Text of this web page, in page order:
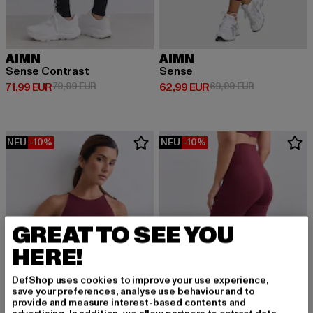
AIMN
Sense Contrast
71,99 EUR
Derzeitiger Preis: 71,99 EUR
79,99 EURAktionspreis: 79,99 EUR
AIMN
Sense
62,99 EUR
Derzeitiger Preis: 62,99 EUR
69,99 EURAktionspreis:
NEU -10% NEU -10%
GREAT TO SEE YOU
HERE!
DefShop uses cookies to improve your use experience,
save your preferences, analyse use behaviour and to
provide and measure interest-based contents and